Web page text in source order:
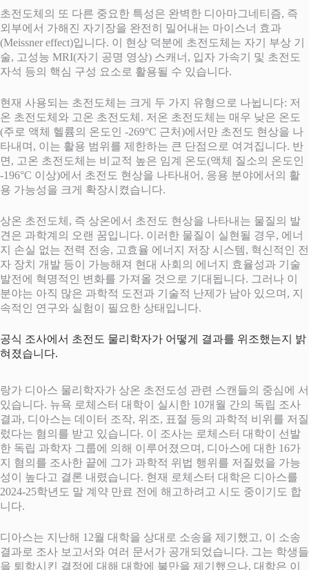
초전도체의 또 다른 중요한 특성은 완벽한 디아마그네티즘, 즉
외부에서 가해진 자기장을 완전히 밀어내는 마이스너 효과
(Meissner effect)입니다. 이 현상 덕분에 초전도체는 자기 부상 기
술, 고성능 MRI(자기 공명 영상) 스캐너, 입자 가속기 및 초전도
자석 등의 핵심 구성 요소로 활용될 수 있습니다.
현재 사용되는 초전도체는 크게 두 가지 유형으로 나뉩니다: 저
온 초전도체와 고온 초전도체. 저온 초전도체는 매우 낮은 온도
(주로 액체 헬륨의 온도인 -269°C 근처)에서만 초전도 현상을 나
타내며, 이는 활용 범위를 제한하는 큰 단점으로 여겨집니다. 반
면, 고온 초전도체는 비교적 높은 임계 온도(액체 질소의 온도인
-196°C 이상)에서 초전도 현상을 나타내어, 응용 분야에서의 활
용 가능성을 크게 확장시켰습니다.
상온 초전도체, 즉 상온에서 초전도 현상을 나타내는 물질의 발
견은 과학계의 오랜 꿈입니다. 이러한 물질이 실현될 경우, 에너
지 손실 없는 전력 전송, 고효율 에너지 저장 시스템, 혁신적인 전
자 장치 개발 등이 가능해져 현대 사회의 에너지 효율성과 기술
발전에 혁명적인 변화를 가져올 것으로 기대됩니다. 그러나 이
분야는 아직 많은 과학적 도전과 기술적 난제가 남아 있으며, 지
속적인 연구와 실험이 필요한 상태입니다.
공식 조사에서 초전도 물리학자가 어떻게 결과를 위조했는지 밝
혀졌습니다.
랑가 디아스 물리학자가 상온 초전도성 관련 스캔들의 중심에 서
있습니다. 뉴욕 로체스터 대학이 실시한 10개월 간의 독립 조사
결과, 디아스는 데이터 조작, 위조, 표절 등의 과학적 비위를 저질
렀다는 혐의를 받고 있습니다. 이 조사는 로체스터 대학이 선발
한 독립 과학자 그룹에 의해 이루어졌으며, 디아스에 대한 16가
지 혐의를 조사한 끝에 그가 과학적 위법 행위를 저질렀을 가능
성이 높다고 결론 내렸습니다. 현재 로체스터 대학은 디아스를
2024-25학년도 말 계약 만료 전에 해고하려고 시도 중이기도 합
니다.
디아스는 지난해 12월 대학을 상대로 소송을 제기했고, 이 소송
결과로 조사 보고서와 여러 문서가 공개되었습니다. 그는 학생들
을 퇴학시킨 결정에 대해 대학에 불만을 제기했으나, 대학은 이